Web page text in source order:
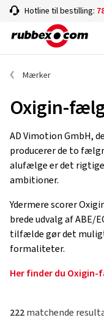
Hotline til bestilling:
Mærker
Oxigin-
AD Vimotion GmbH,
producerer de to
alufælge er det
ambitioner.
Ydermere scorer
brede udvalg af ABE/
tilfælde gør det
formaliteter.
Her finder du
222matchende